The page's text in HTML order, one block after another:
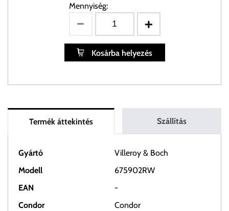
Mennyiség:
Kosárba helyezés
Termék áttekintés Szállítás
Gyártó
Villeroy & Boch
Modell
675902RW
EAN
-
Condor
Condor